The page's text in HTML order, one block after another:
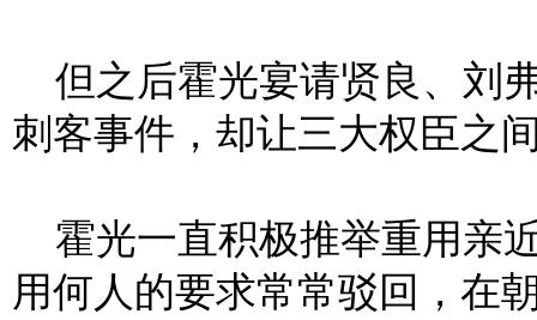
但之后霍光宴请贤良、刘
刺客事件，却让三大权臣之
霍光一直积极推举重用亲
用何人的要求常常驳回，在